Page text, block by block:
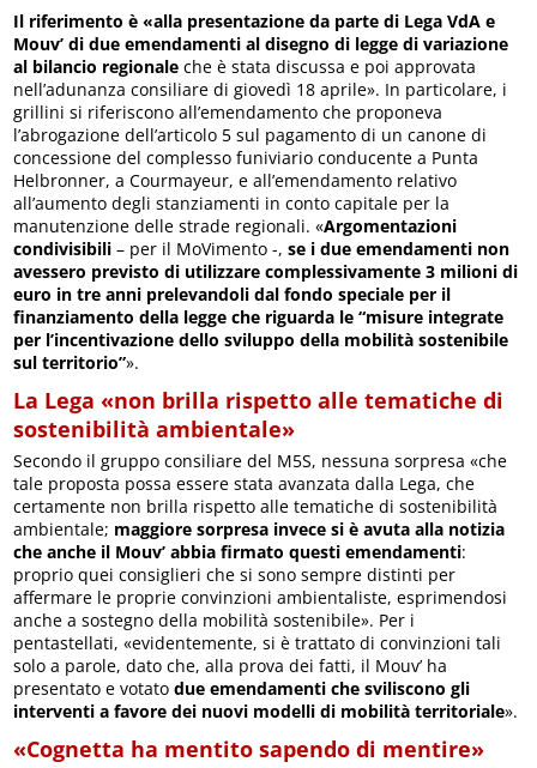
Il riferimento è «alla presentazione da parte di Lega VdA e
Mouv’ di due emendamenti al disegno di legge di variazione
al bilancio regionale che è stata discussa e poi approvata
nell’adunanza consiliare di giovedì 18 aprile». In particolare, i
grillini si riferiscono all’emendamento che proponeva
l’abrogazione dell’articolo 5 sul pagamento di un canone di
concessione del complesso funiviario conducente a Punta
Helbronner, a Courmayeur, e all’emendamento relativo
all’aumento degli stanziamenti in conto capitale per la
manutenzione delle strade regionali. «Argomentazioni
condivisibili – per il MoVimento -,se i due emendamenti non
avessero previsto di utilizzare complessivamente 3 milioni di
euro in tre anni prelevandoli dal fondo speciale per il
finanziamento della legge che riguarda le “misure integrate
per l’incentivazione dello sviluppo della mobilità sostenibile
sul territorio”».
La Lega «non brilla rispetto alle tematiche di
sostenibilità ambientale»
Secondo il gruppo consiliare del M5S, nessuna sorpresa «che
tale proposta possa essere stata avanzata dalla Lega, che
certamente non brilla rispetto alle tematiche di sostenibilità
ambientale; maggiore sorpresa invece si è avuta alla notizia
che anche il Mouv’ abbia firmato questi emendamenti:
proprio quei consiglieri che si sono sempre distinti per
affermare le proprie convinzioni ambientaliste, esprimendosi
anche a sostegno della mobilità sostenibile». Per i
pentastellati, «evidentemente, si è trattato di convinzioni tali
solo a parole, dato che, alla prova dei fatti, il Mouv’ ha
presentato e votatodue emendamenti che sviliscono gli
interventi a favore dei nuovi modelli di mobilità territoriale».
«Cognetta ha mentito sapendo di mentire»